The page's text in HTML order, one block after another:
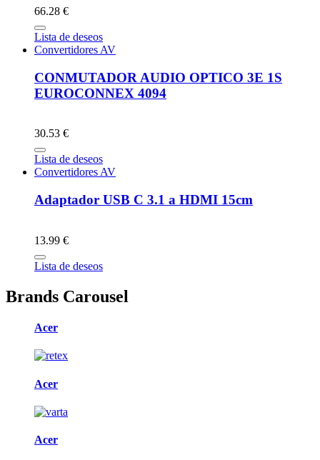
66.28 €
Lista de deseos
Convertidores AV
CONMUTADOR AUDIO OPTICO 3E 1S
EUROCONNEX 4094
30.53 €
Lista de deseos
Convertidores AV
Adaptador USB C 3.1 a HDMI 15cm
13.99 €
Lista de deseos
Brands Carousel
Acer
Acer
Acer